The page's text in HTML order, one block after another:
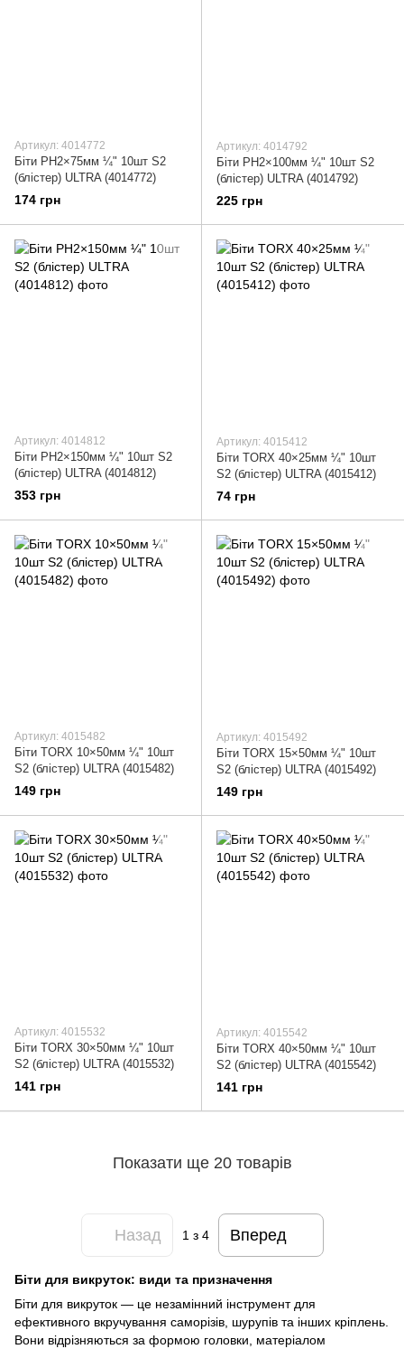
Артикул: 4014772
Біти PH2×75мм ¼" 10шт S2
(блістер) ULTRA (4014772)
174 грн
Артикул: 4014792
Біти PH2×100мм ¼" 10шт S2
(блістер) ULTRA (4014792)
225 грн
Артикул: 4014812
Біти PH2×150мм ¼" 10шт S2
(блістер) ULTRA (4014812)
353 грн
Артикул: 4015412
Біти TORX 40×25мм ¼" 10шт
S2 (блістер) ULTRA (4015412)
74 грн
Артикул: 4015482
Біти TORX 10×50мм ¼" 10шт
S2 (блістер) ULTRA (4015482)
149 грн
Артикул: 4015492
Біти TORX 15×50мм ¼" 10шт
S2 (блістер) ULTRA (4015492)
149 грн
Артикул: 4015532
Біти TORX 30×50мм ¼" 10шт
S2 (блістер) ULTRA (4015532)
141 грн
Артикул: 4015542
Біти TORX 40×50мм ¼" 10шт
S2 (блістер) ULTRA (4015542)
141 грн
Показати ще 20 товарів
Назад 1з 4 Вперед
Біти для викруток: види та призначення
Біти для викруток — це незамінний інструмент для
ефективного вкручування саморізів, шурупів та інших кріплень.
Вони відрізняються за формою головки, матеріалом